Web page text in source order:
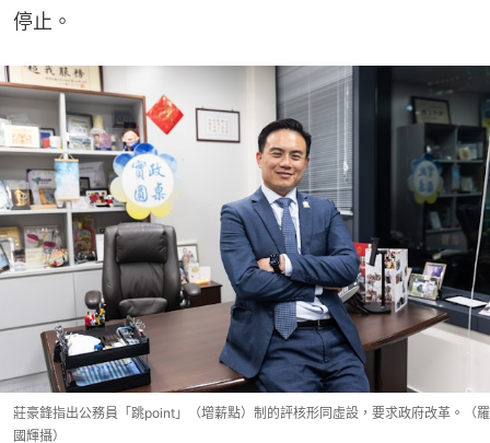
停止。
莊豪鋒指出公務員「跳point」（增薪點）制的評核形同虛設，要求政府改革。（羅
國輝攝）